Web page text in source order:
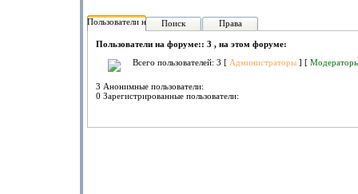
Пользователи на форуме:
Поиск Права
Пользователи на форуме:: 3 , на этом форуме:
Всего пользователей: 3 [ Администраторы ] [
3 Анонимные пользователи:
0 Зарегистрированные пользователи: